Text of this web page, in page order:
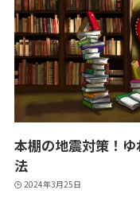
本棚の地震対策！
法
2024年3月25日